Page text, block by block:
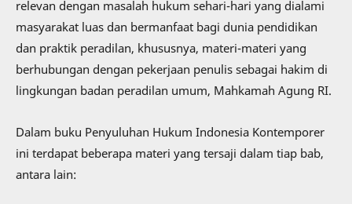
relevan dengan masalah hukum sehari-hari yang dialami
masyarakat luas dan bermanfaat bagi dunia pendidikan
dan praktik peradilan, khususnya, materi-materi yang
berhubungan dengan pekerjaan penulis sebagai hakim di
lingkungan badan peradilan umum, Mahkamah Agung RI.
Dalam buku Penyuluhan Hukum Indonesia Kontemporer
ini terdapat beberapa materi yang tersaji dalam tiap bab,
antara lain: